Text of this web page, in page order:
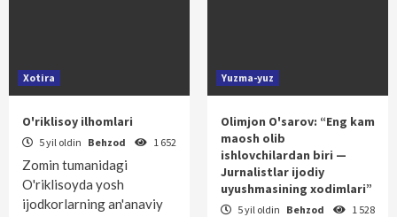
Xotira
O'riklisoy ilhomlari
5 yil oldin Behzod 1 652
Zomin tumanidagi
O'riklisoyda yosh
ijodkorlarning an'anaviy
Yuzma-yuz
Olimjon O'sarov: “Eng kam
maosh olib
ishlovchilardan biri —
Jurnalistlar ijodiy
uyushmasining xodimlari”
5 yil oldin Behzod 1 528